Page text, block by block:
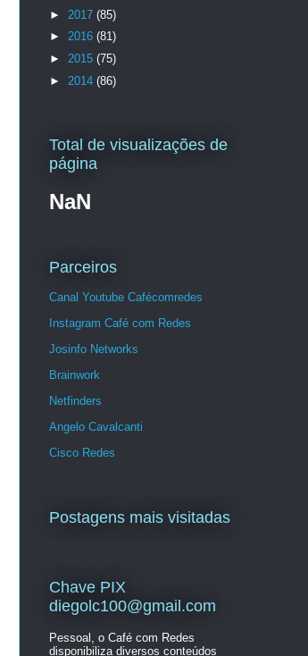
► 2017 (85)
► 2016 (81)
► 2015 (75)
► 2014 (86)
Total de visualizações de
página
NaN
Parceiros
Canal Youtube Cafécomredes
Instagram Café com Redes
Josinfo Networks
Brainwork
Netfinders
Angelo Cavalcanti
Cisco Redes
Postagens mais visitadas
Chave PIX
diegolc100@gmail.com
Pessoal, o Café com Redes
disponibiliza diversos conteúdos